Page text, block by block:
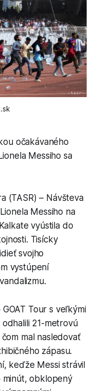
očakávaného
Messiho sa
(TASR) – Návšteva
Messiho na
vyústila do
Tisícky
svojho
vystúpení
Tour s veľkými
21-metrovú
mal nasledovať
zápasu.
keďže Messi strávil
minút, obklopený